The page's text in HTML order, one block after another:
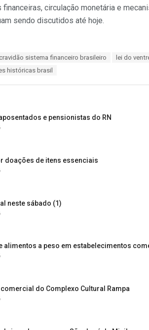
circulação monetária e
sendo discutidos até hoje.
sistema financeiro brasileiro
lei do
históricas brasil
e pensionistas do RN
doações de itens essenciais
neste sábado (1)
alimentos a peso em estabelecimentos
do Complexo Cultural Rampa